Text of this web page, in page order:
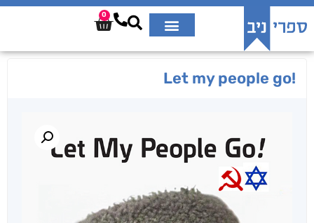
0
!Let my people go